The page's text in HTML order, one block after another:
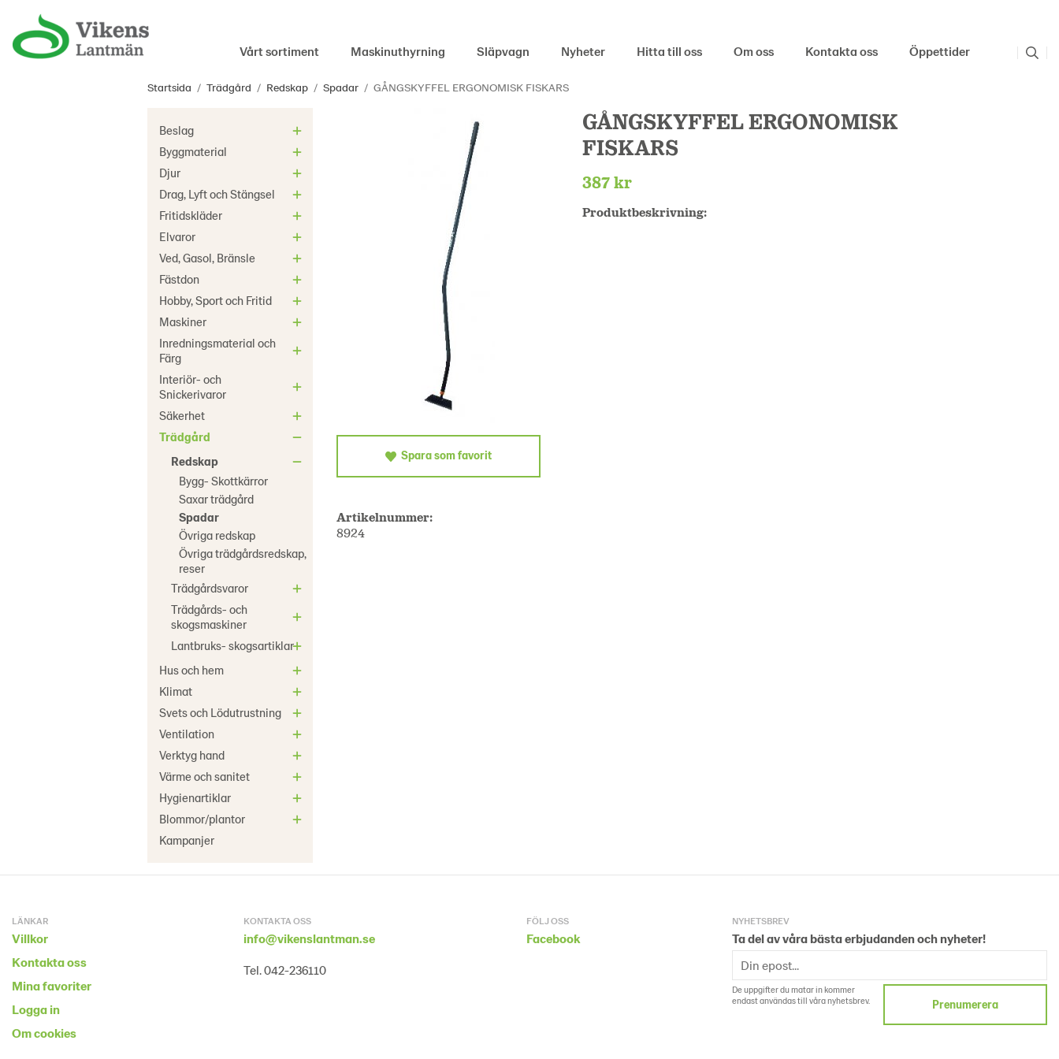
Vårt sortiment Maskinuthyrning Släpvagn Nyheter Hitta till oss Om oss Kontakta oss Öppettider
Startsida / Trädgård / Redskap / Spadar / GÅNGSKYFFEL ERGONOMISK FISKARS
Beslag
Byggmaterial
Djur
Drag, Lyft och Stängsel
Fritidskläder
Elvaror
Ved, Gasol, Bränsle
Fästdon
Hobby, Sport och Fritid
Maskiner
Inredningsmaterial och
Färg
Interiör- och
Snickerivaror
Säkerhet
Trädgård
Redskap
Bygg- Skottkärror
Saxar trädgård
Spadar
Övriga redskap
Övriga trädgårdsredskap,
reser
Trädgårdsvaror
Trädgårds- och
skogsmaskiner
Lantbruks- skogsartiklar
Hus och hem
Klimat
Svets och Lödutrustning
Ventilation
Verktyg hand
Värme och sanitet
Hygienartiklar
Blommor/plantor
Kampanjer
GÅNGSKYFFEL ERGONOMISK
FISKARS
387 kr
Produktbeskrivning:
Spara som favorit
Artikelnummer:
8924
LÄNKAR
Villkor
Kontakta oss
Mina favoriter
Logga in
Om cookies
KONTAKTA OSS
info@vikenslantman.se
Tel. 042-236110
FÖLJ OSS
Facebook
NYHETSBREV
Ta del av våra bästa erbjudanden och nyheter!
De uppgifter du matar in kommer
endast användas till våra nyhetsbrev.
Prenumerera